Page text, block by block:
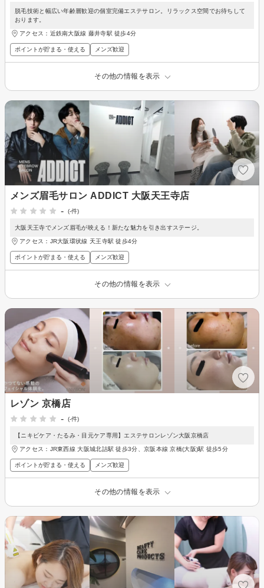
脱毛技術と幅広い年齢層歓迎の個室完備エステサロン。リラックス空間でお待ちして
おります。
アクセス：近鉄南大阪線 藤井寺駅 徒歩4分
ポイントが貯まる・使える メンズ歓迎
その他の情報を表示
メンズ眉毛サロン ADDICT 大阪天王寺店
-
(-件)
大阪天王寺でメンズ眉毛が映える！新たな魅力を引き出すステージ。
アクセス：JR大阪環状線 天王寺駅 徒歩4分
ポイントが貯まる・使える メンズ歓迎
その他の情報を表示
レゾン 京橋店
-
(-件)
【ニキビケア・たるみ・目元ケア専用】エステサロンレゾン大阪京橋店
アクセス：JR東西線 大阪城北詰駅 徒歩3分、京阪本線 京橋(大阪)駅 徒歩5分
ポイントが貯まる・使える メンズ歓迎
その他の情報を表示